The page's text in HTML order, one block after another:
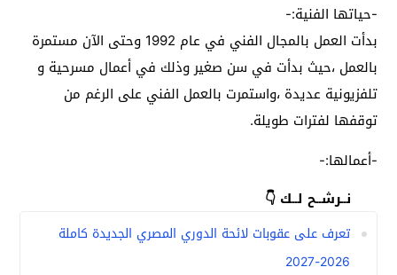
-حياتها الفنية:-
بدأت العمل بالمجال الفني في عام 1992 وحتى الآن مستمرة
بالعمل ،حيث بدأت في سن صغير وذلك في أعمال مسرحية و
تلفزيونية عديدة ،واستمرت بالعمل الفني على الرغم من
توقفها لفترات طويلة.
-أعمالها:-
نــرشــح لــك 👇
تعرف على عقوبات لائحة الدوري المصري الجديدة كاملة
2026-2027